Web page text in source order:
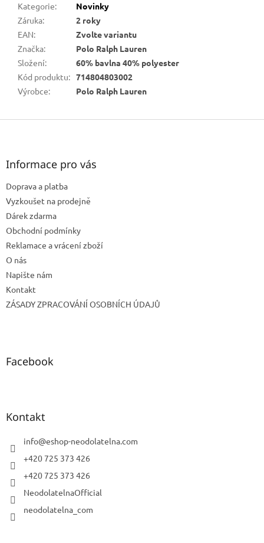
Kategorie:
Novinky
Záruka:
2 roky
EAN:
Zvolte variantu
Značka:
Polo Ralph Lauren
Složení:
60% bavlna 40% polyester
Kód produktu: 714804803002
Výrobce: Polo Ralph Lauren
Z
Informace pro vás
Doprava a platba
Vyzkoušet na prodejně
Dárek zdarma
Obchodní podmínky
Reklamace a vrácení zboží
O nás
Napište nám
Kontakt
ZÁSADY ZPRACOVÁNÍ OSOBNÍCH ÚDAJŮ
Facebook
Kontakt
info@eshop-neodolatelna.com
+420 725 373 426
+420 725 373 426
NeodolatelnaOfficial
neodolatelna_com